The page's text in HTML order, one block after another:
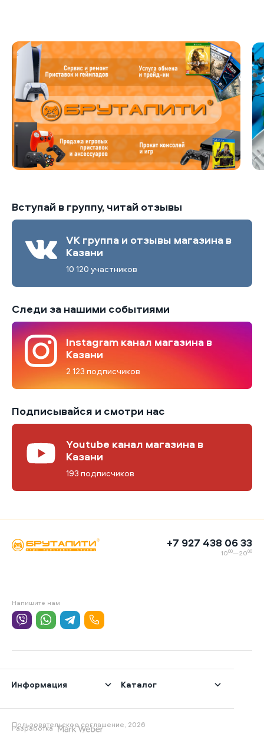
Вступай в группу, читай отзывы
VK группа и отзывы магазина в
Казани
10 120 участников
Следи за нашими событиями
Instagram канал магазина в
Казани
2 123 подписчиков
Подписывайся и смотри нас
Youtube канал магазина в
Казани
193 подписчиков
Пользовательское соглашение, 2026
Информация Каталог
+7 927 438 06 33
1000—2000
Напишите нам
Разработка